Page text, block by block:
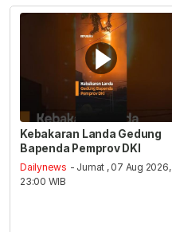
Kebakaran Landa Gedung
Bapenda Pemprov DKI
Dailynews - Jumat , 07 Aug 2026,
23:00 WIB